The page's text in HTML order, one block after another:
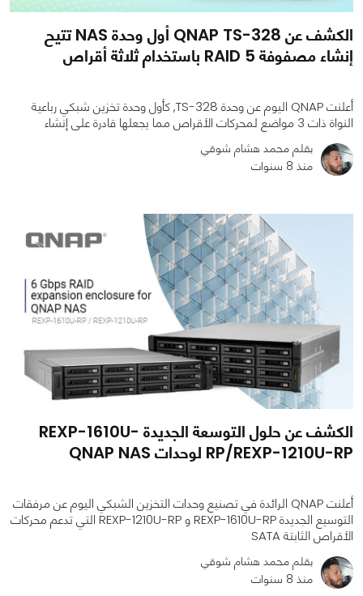
الكشف عن QNAP TS-328 أول وحدة NAS تتيح
إنشاء مصفوفة RAID 5 باستخدام ثلاثة أقراص
أعلنت QNAP اليوم عن وحدة TS-328, كأول وحدة تخزين شبكي رباعية
النواة ذات 3 مواضع لمحركات الأقراص مما يجعلها قادرة على إنشاء
بقلم محمد هشام شوقي
منذ 8 سنوات
821
الكشف عن حلول التوسعة الجديدة REXP-1610U-
RP/REXP-1210U-RP لوحدات QNAP NAS
أعلنت QNAP الرائدة في تصنيع وحدات التخزين الشبكي اليوم عن مرفقات
التوسيع الجديدة REXP-1610U-RP و REXP-1210U-RP التي تدعم محركات
الأقراص الثابتة SATA
بقلم محمد هشام شوقي
منذ 8 سنوات